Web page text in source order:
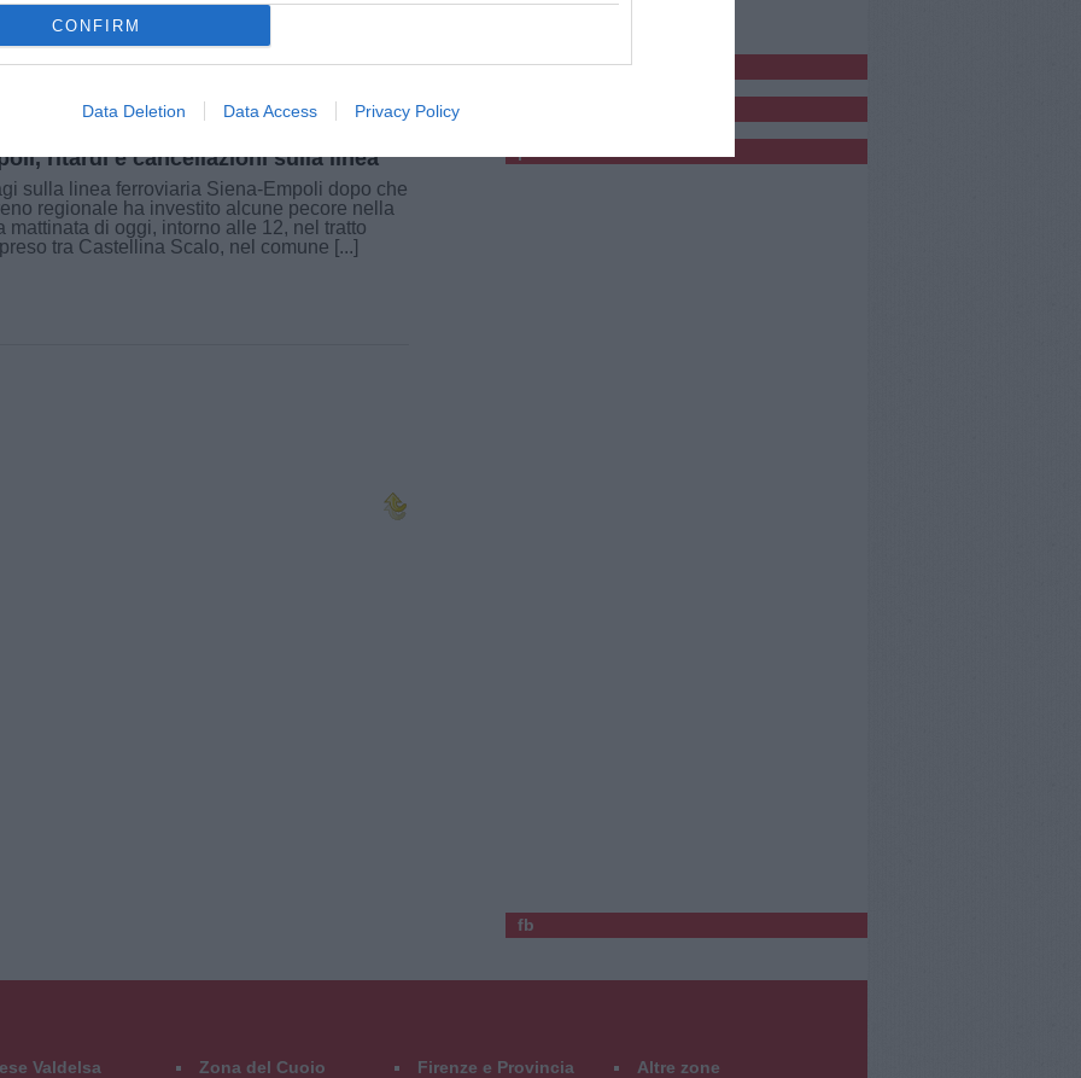
CONFIRM
Data Deletion Data Access Privacy Policy
ritardi e cancellazioni sulla linea
sulla linea ferroviaria Siena-Empoli dopo che
regionale ha investito alcune pecore nella
mattinata di oggi, intorno alle 12, nel tratto
tra Castellina Scalo, nel comune [...]
pubblicitàCl
fb
Valdelsa
Zona del Cuoio
Firenze e Provincia
Altre zone